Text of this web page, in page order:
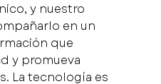
y nuestro
en un
que
y promueva
La tecnología es